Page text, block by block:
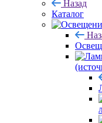
Назад
Каталог